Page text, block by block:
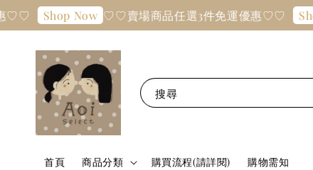
Shop Now ♡♡賣場商品任選3件免運優惠♡♡ Shop
搜尋
首頁 商品分類 購買流程(請詳閱) 購物需知